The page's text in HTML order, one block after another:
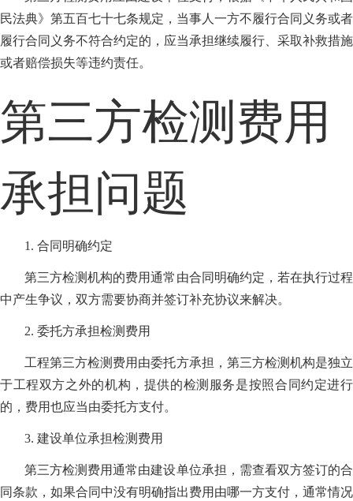
民法典》第五百七十七条规定，当事人一方不履行合同义务或者
履行合同义务不符合约定的，应当承担继续履行、采取补救措施
或者赔偿损失等违约责任。
第三方检测费用
承担问题
1. 合同明确约定
第三方检测机构的费用通常由合同明确约定，若在执行过程
中产生争议，双方需要协商并签订补充协议来解决。
2. 委托方承担检测费用
工程第三方检测费用由委托方承担，第三方检测机构是独立
于工程双方之外的机构，提供的检测服务是按照合同约定进行
的，费用也应当由委托方支付。
3. 建设单位承担检测费用
第三方检测费用通常由建设单位承担，需查看双方签订的合
同条款，如果合同中没有明确指出费用由哪一方支付，通常情况